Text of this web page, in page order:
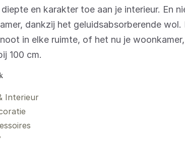
en karakter toe aan je interieur. En
dankzij het geluidsabsorberende
in elke ruimte, of het nu je
100 cm.
Interieur